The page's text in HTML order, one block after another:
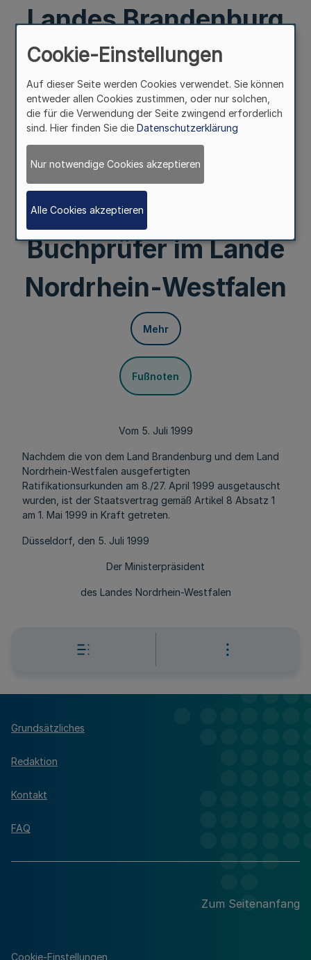
Landes Brandenburg
zum
Versorgungswerk
der
Wirtschaftsprüfer
und der vereidigten
Buchprüfer im Lande
Nordrhein-Westfalen
Mehr
Fußnoten
Vom 5. Juli 1999
Nachdem die von dem Land Brandenburg und dem Land
Nordrhein-Westfalen ausgefertigten
Ratifikationsurkunden am 8./27. April 1999 ausgetauscht
wurden, ist der Staatsvertrag gemäß Artikel 8 Absatz 1
am 1. Mai 1999 in Kraft getreten.
Düsseldorf, den 5. Juli 1999
Der Ministerpräsident
des Landes Nordrhein-Westfalen
Grundsätzliches
Redaktion
Kontakt
FAQ
Zum Seitenanfang
Cookie-Einstellungen
Cookie-Einstellungen
Auf dieser Seite werden Cookies verwendet. Sie können
entweder allen Cookies zustimmen, oder nur solchen,
die für die Verwendung der Seite zwingend erforderlich
sind. Hier finden Sie die Datenschutzerklärung
Nur notwendige Cookies akzeptieren
Alle Cookies akzeptieren